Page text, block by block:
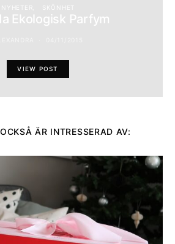
NYHETER SKÖNHET
Ekologisk Parfym
VIEW POST
ÄR INTRESSERAD AV: